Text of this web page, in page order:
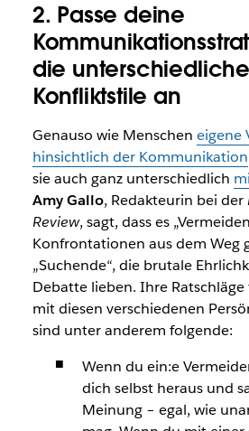
2. Passe deine
die
Konfliktstile an
Genauso wie Menschen eigene
hinsichtlich der Kommunikation
sie auch ganz unterschiedlich
Amy Gallo, Redakteurin bei der
Review, sagt, dass es
Konfrontationen aus dem Weg
„Suchende“, die brutale
Debatte lieben. Ihre
mit diesen verschiedenen
sind unter anderem folgende:
Wenn du ein:e
dich selbst heraus und
Meinung – egal, wie